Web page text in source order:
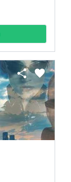
share favorite